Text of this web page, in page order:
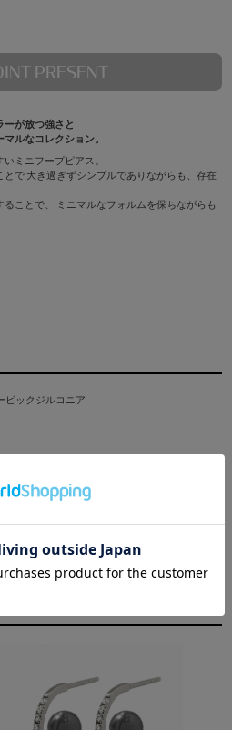
PRESENT
が放つ強さと
ルなコレクション。
ミニフープピアス。
で 大き過ぎずシンプルでありながらも、存在
ことで、 ミニマルなフォルムを保ちながらも
ビックジルコニア